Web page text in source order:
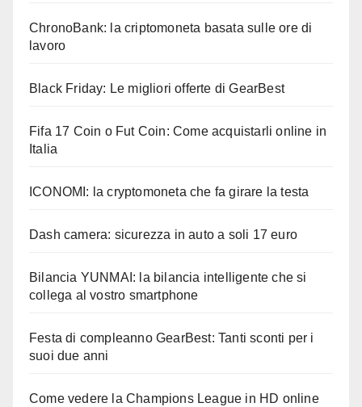
ChronoBank: la criptomoneta basata sulle ore di
lavoro
Black Friday: Le migliori offerte di GearBest
Fifa 17 Coin o Fut Coin: Come acquistarli online in
Italia
ICONOMI: la cryptomoneta che fa girare la testa
Dash camera: sicurezza in auto a soli 17 euro
Bilancia YUNMAI: la bilancia intelligente che si
collega al vostro smartphone
Festa di compleanno GearBest: Tanti sconti per i
suoi due anni
Come vedere la Champions League in HD online